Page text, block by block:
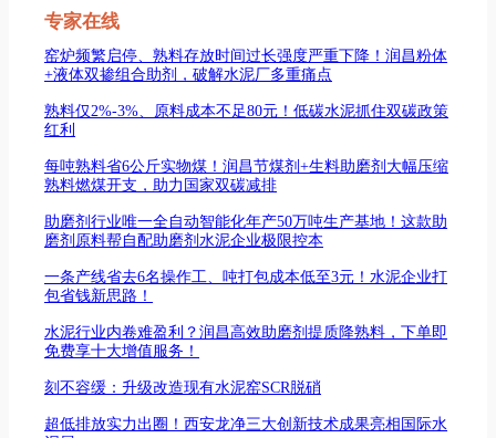
专家在线
窑炉频繁启停、熟料存放时间过长强度严重下降！润昌粉体
+液体双掺组合助剂，破解水泥厂多重痛点
熟料仅2%-3%、原料成本不足80元！低碳水泥抓住双碳政策
红利
每吨熟料省6公斤实物煤！润昌节煤剂+生料助磨剂大幅压缩
熟料燃煤开支，助力国家双碳减排
助磨剂行业唯一全自动智能化年产50万吨生产基地！这款助
磨剂原料帮自配助磨剂水泥企业极限控本
一条产线省去6名操作工、吨打包成本低至3元！水泥企业打
包省钱新思路！
水泥行业内卷难盈利？润昌高效助磨剂提质降熟料，下单即
免费享十大增值服务！
刻不容缓：升级改造现有水泥窑SCR脱硝
超低排放实力出圈！西安龙净三大创新技术成果亮相国际水